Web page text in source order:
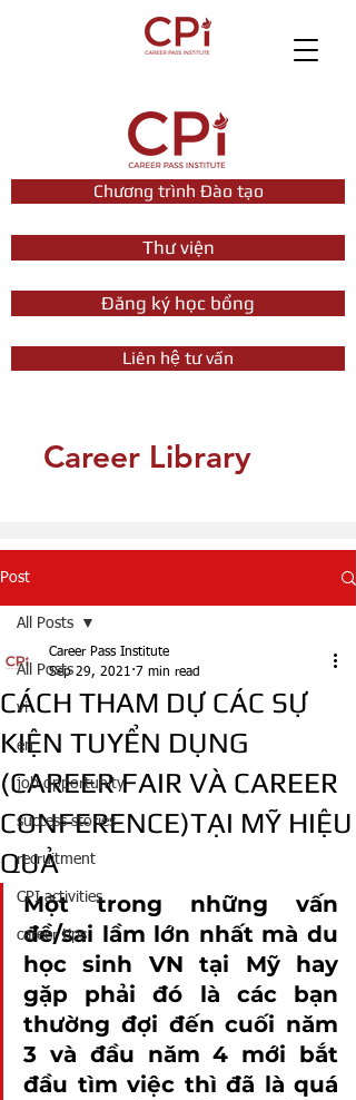
Chương trình Đào tạo
Thư viện
Đăng ký học bổng
Liên hệ tư vấn
Career Library
Post
All Posts
vi
en
job opportunity
success stories
recruitment
CPI activities
career tips
All Posts
CÁCH THAM DỰ CÁC SỰ
KIỆN TUYỂN DỤNG
(CAREER FAIR VÀ CAREER
CONFERENCE)TẠI MỸ HIỆU
QUẢ
Career Pass Institute
Sep 29, 2021 7 min read
Một trong những vấn
đề/sai lầm lớn nhất mà du
học sinh VN tại Mỹ hay
gặp phải đó là các bạn
thường đợi đến cuối năm
3 và đầu năm 4 mới bắt
đầu tìm việc thì đã là quá